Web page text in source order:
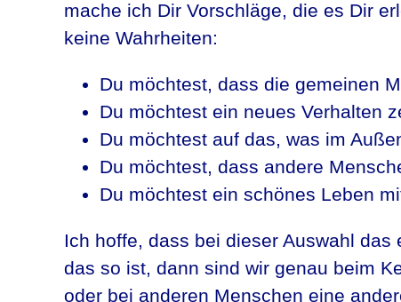
mache ich Dir Vorschläge, die es Dir
keine Wahrheiten:
Du möchtest, dass die gemeinen
Du möchtest ein neues Verhalten
Du möchtest auf das, was im
Du möchtest, dass andere
Du möchtest ein schönes Leben
Ich hoffe, dass bei dieser Auswahl
das so ist, dann sind wir genau beim
oder bei anderen Menschen eine